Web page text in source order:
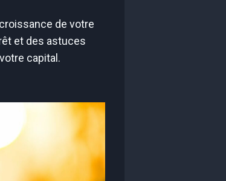
de votre
et des astuces
capital.